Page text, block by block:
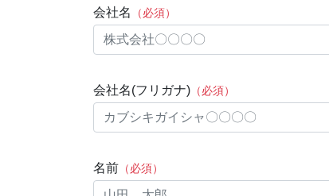
会社名 （必須）
会社名(フリガナ) （必須）
名前 （必須）